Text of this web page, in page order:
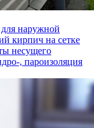
наружной
кирпич на сетке
несущего
, пароизоляция